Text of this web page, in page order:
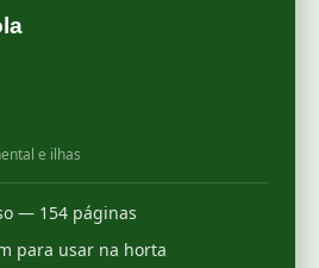
e ilhas
— 154 páginas
para usar na horta